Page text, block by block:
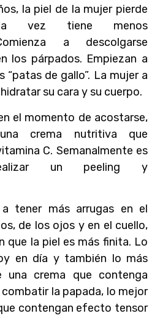
la piel de la mujer pierde
vez tiene menos
a descolgarse
los párpados. Empiezan a
“patas de gallo”. La mujer a
su cara y su cuerpo.
el momento de acostarse,
crema nutritiva que
C. Semanalmente es
un peeling y
tener más arrugas en el
de los ojos y en el cuello,
que la piel es más finita. Lo
en día y también lo más
una crema que contenga
combatir la papada, lo mejor
contengan efecto tensor